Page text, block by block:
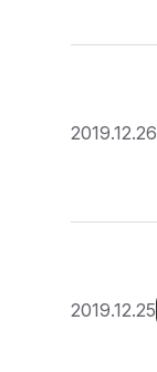
2019.12.26
2019.12.25